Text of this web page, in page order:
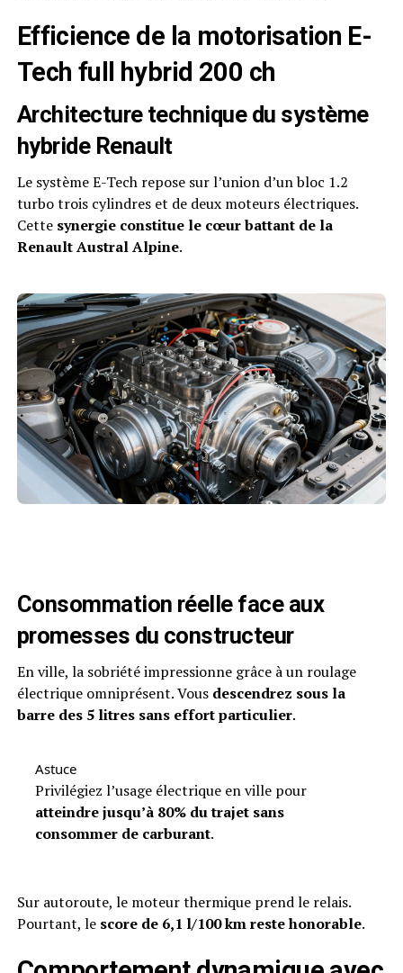
Efficience de la motorisation E-
Tech full hybrid 200 ch
Architecture technique du système
hybride Renault
Le système E-Tech repose sur l’union d’un bloc 1.2
turbo trois cylindres et de deux moteurs électriques.
Cette synergie constitue le cœur battant de la
Renault Austral Alpine.
Consommation réelle face aux
promesses du constructeur
En ville, la sobriété impressionne grâce à un roulage
électrique omniprésent. Vous descendrez sous la
barre des 5 litres sans effort particulier.
Astuce
Privilégiez l’usage électrique en ville pour
atteindre jusqu’à 80% du trajet sans
consommer de carburant.
Sur autoroute, le moteur thermique prend le relais.
Pourtant, le score de 6,1 l/100 km reste honorable.